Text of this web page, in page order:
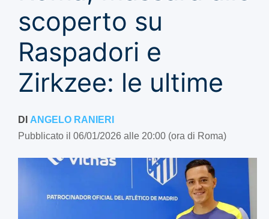
scoperto su
Raspadori e
Zirkzee: le ultime
DI ANGELO RANIERI
Pubblicato il 06/01/2026 alle 20:00 (ora di Roma)